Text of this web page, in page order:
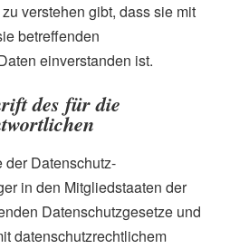
verstehen gibt, dass sie mit
betreffenden
einverstanden ist.
des für die
der Datenschutz-
in den Mitgliedstaaten der
Datenschutzgesetze und
datenschutzrechtlichem